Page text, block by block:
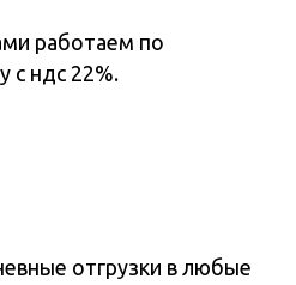
работаем по
с ндс 22%.
отгрузки в любые